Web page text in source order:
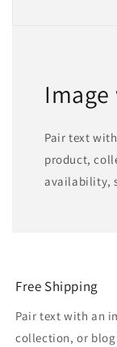
Pair text
product,
availability,
Free Shipping
Pair text with an
collection, or